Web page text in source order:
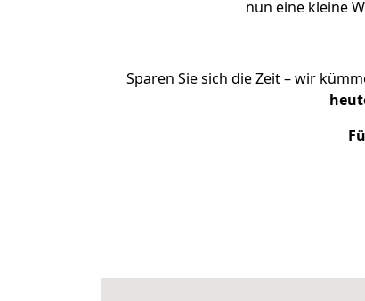
nun eine kleine
Sparen Sie sich die Zeit – wir